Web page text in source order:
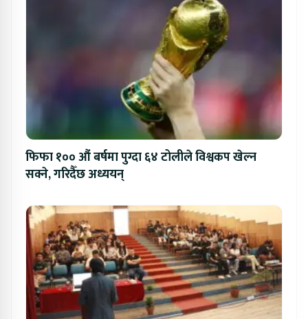
फिफा १०० औं बर्षमा पुग्दा ६४ टोलीले विश्वकप खेल्न
सक्ने, गरिदैँछ अध्ययन्